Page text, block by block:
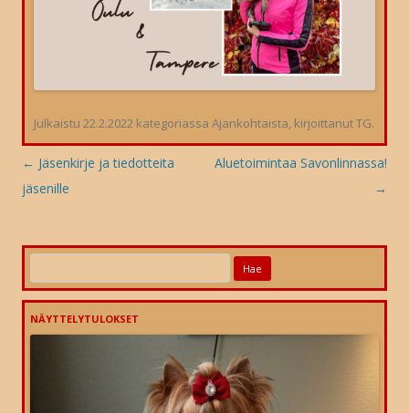
Julkaistu 22.2.2022 kategoriassa Ajankohtaista, kirjoittanutTG.
Artikkelien
selaus
← Jäsenkirje ja tiedotteita
jäsenille
Aluetoimintaa Savonlinnassa!
→
NÄYTTELYTULOKSET